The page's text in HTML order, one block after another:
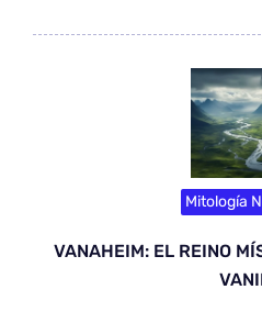
Mitología
VANAHEIM: EL REINO